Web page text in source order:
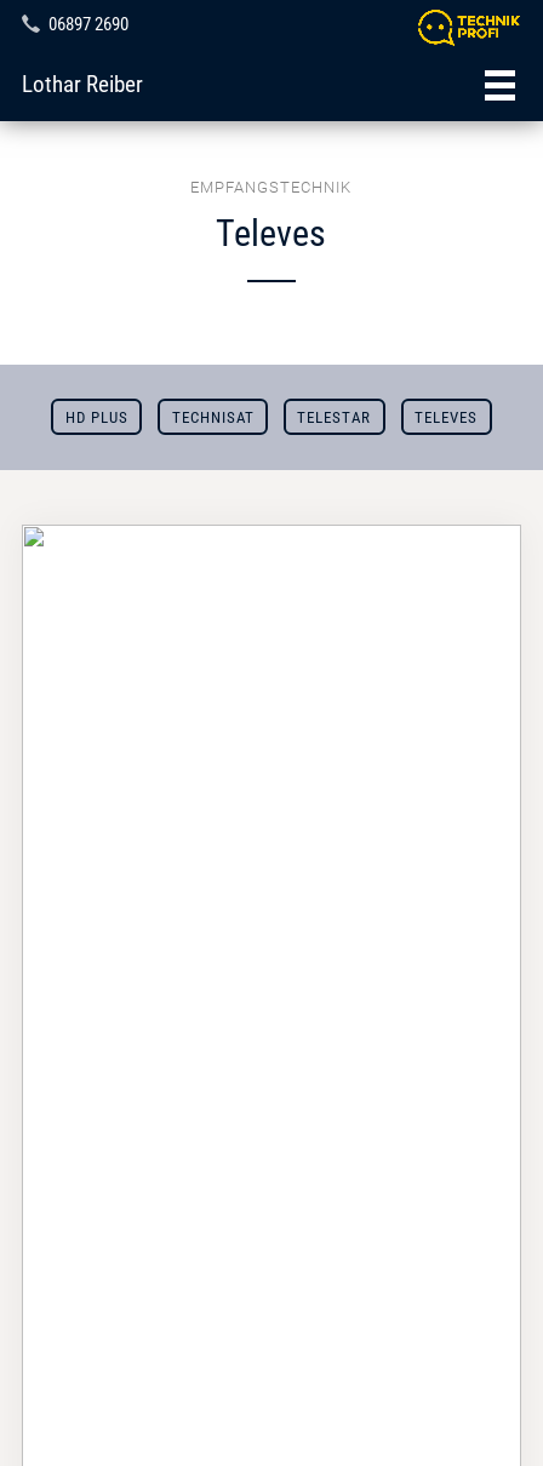
06897 2690
Lothar Reiber
EMPFANGSTECHNIK
Televes
HD PLUS TECHNISAT TELESTAR TELEVES